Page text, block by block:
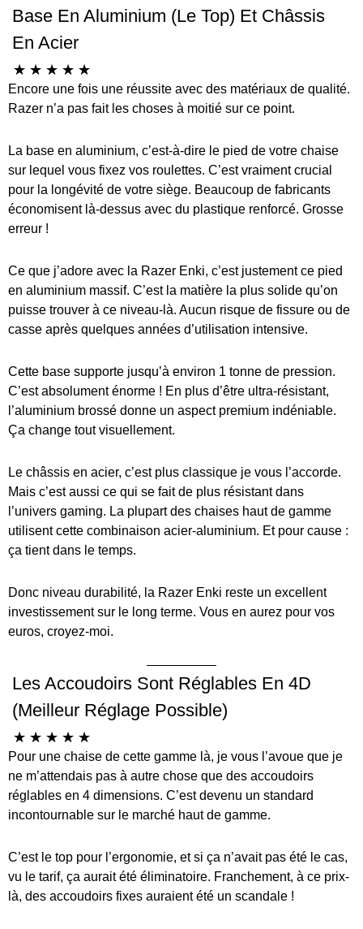
Base En Aluminium (le Top) Et Châssis
En Acier
☆ ☆ ☆ ☆ ☆
Encore une fois une réussite avec des matériaux de qualité.
Razer n’a pas fait les choses à moitié sur ce point.
La base en aluminium, c’est-à-dire le pied de votre chaise
sur lequel vous fixez vos roulettes. C’est vraiment crucial
pour la longévité de votre siège. Beaucoup de fabricants
économisent là-dessus avec du plastique renforcé. Grosse
erreur !
Ce que j’adore avec la Razer Enki, c’est justement ce pied
en aluminium massif. C’est la matière la plus solide qu’on
puisse trouver à ce niveau-là. Aucun risque de fissure ou de
casse après quelques années d’utilisation intensive.
Cette base supporte jusqu’à environ 1 tonne de pression.
C’est absolument énorme ! En plus d’être ultra-résistant,
l’aluminium brossé donne un aspect premium indéniable.
Ça change tout visuellement.
Le châssis en acier, c’est plus classique je vous l’accorde.
Mais c’est aussi ce qui se fait de plus résistant dans
l’univers gaming. La plupart des chaises haut de gamme
utilisent cette combinaison acier-aluminium. Et pour cause :
ça tient dans le temps.
Donc niveau durabilité, la Razer Enki reste un excellent
investissement sur le long terme. Vous en aurez pour vos
euros, croyez-moi.
Les Accoudoirs Sont Réglables En 4D
(meilleur Réglage Possible)
☆ ☆ ☆ ☆ ☆
Pour une chaise de cette gamme là, je vous l’avoue que je
ne m’attendais pas à autre chose que des accoudoirs
réglables en 4 dimensions. C’est devenu un standard
incontournable sur le marché haut de gamme.
C’est le top pour l’ergonomie, et si ça n’avait pas été le cas,
vu le tarif, ça aurait été éliminatoire. Franchement, à ce prix-
là, des accoudoirs fixes auraient été un scandale !